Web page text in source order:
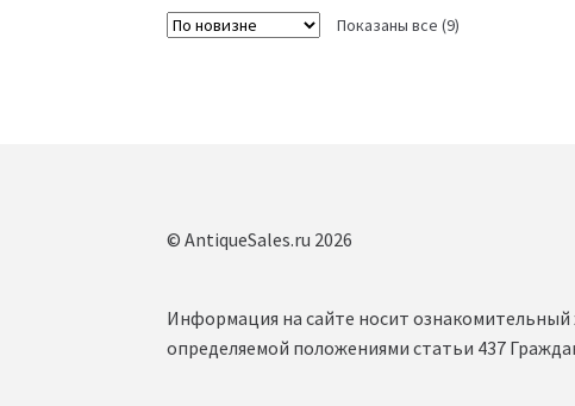
Показаны все (9)
© AntiqueSales.ru 2026
Информация на сайте носит ознакомительный
определяемой положениями статьи 437